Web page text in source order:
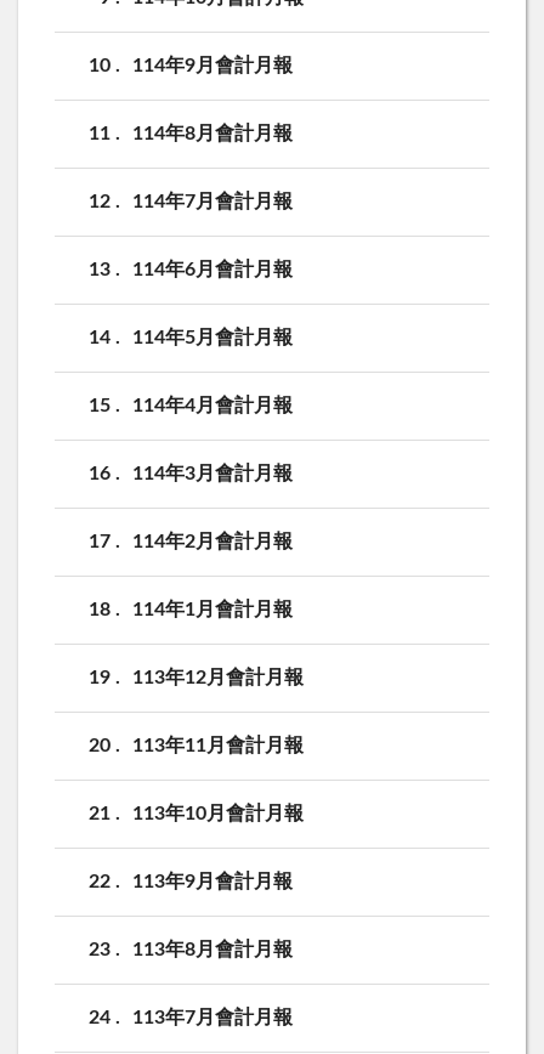
10 114年9月會計月報
11 114年8月會計月報
12 114年7月會計月報
13 114年6月會計月報
14 114年5月會計月報
15 114年4月會計月報
16 114年3月會計月報
17 114年2月會計月報
18 114年1月會計月報
19 113年12月會計月報
20 113年11月會計月報
21 113年10月會計月報
22 113年9月會計月報
23 113年8月會計月報
24 113年7月會計月報